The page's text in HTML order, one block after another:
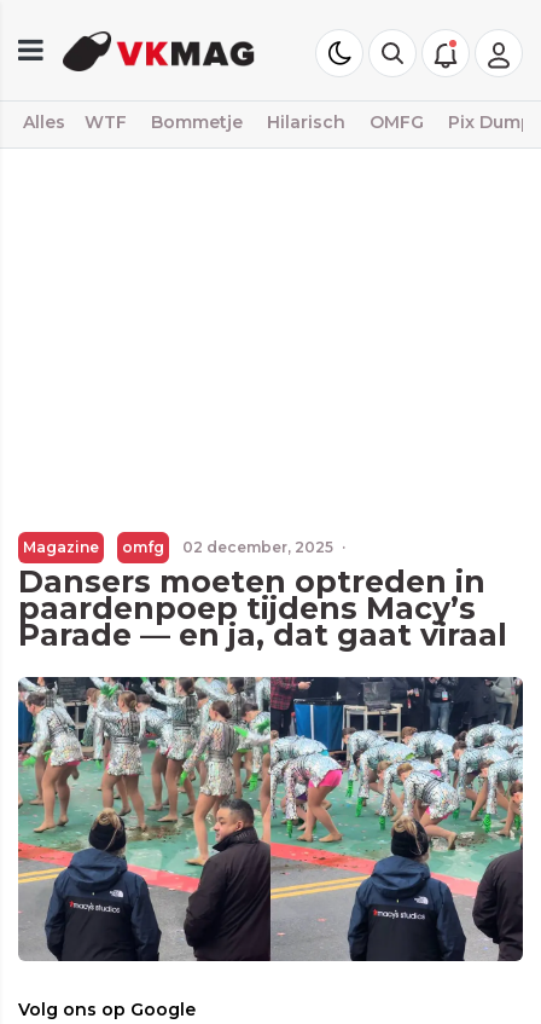
Alles WTF Bommetje Hilarisch OMFG Pix Dump
Magazine omfg 02 december, 2025 ·
Dansers moeten optreden in
paardenpoep tijdens Macy’s
Parade — en ja, dat gaat viraal
Volg ons op Google